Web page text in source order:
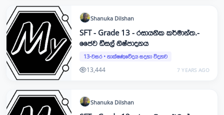
Shanuka Dilshan
SFT - Grade 13 - රසායනික කර්මාන්ත.-
ජෛව ඩීසල් නිෂ්පාදනය
13-වසර• තාක්ෂණවේදය සදහා විද්‍යාව
13,444 7 YEARS AGO
Shanuka Dilshan